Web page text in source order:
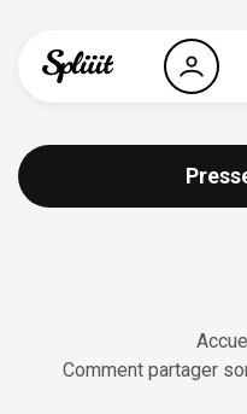
Comment partager